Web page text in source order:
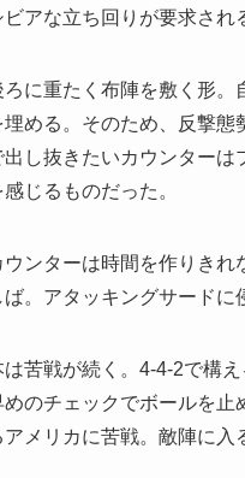
アな立ち回りが要求され
に重たく布陣を敷く形。
める。そのため、反撃
出し抜きたいカウンター
じるものだった。
ンターは時間を作りきれ
。アタッキングサード
苦戦が続く。4-4-2で構
のチェックでボールを
メリカに苦戦。敵陣に